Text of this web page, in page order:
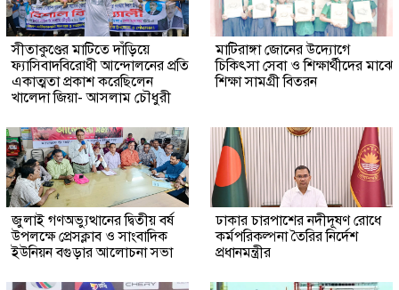
সীতাকুণ্ডের মাটিতে দাঁড়িয়ে
ফ্যাসিবাদবিরোধী আন্দোলনের প্রতি
একাত্মতা প্রকাশ করেছিলেন
খালেদা জিয়া- আসলাম চৌধুরী
মাটিরাঙ্গা জোনের উদ্যোগে
চিকিৎসা সেবা ও শিক্ষার্থীদের মাঝে
শিক্ষা সামগ্রী বিতরন
জুলাই গণঅভ্যুত্থানের দ্বিতীয় বর্ষ
উপলক্ষে প্রেসক্লাব ও সাংবাদিক
ইউনিয়ন বগুড়ার আলোচনা সভা
ঢাকার চারপাশের নদীদূষণ রোধে
কর্মপরিকল্পনা তৈরির নির্দেশ
প্রধানমন্ত্রীর